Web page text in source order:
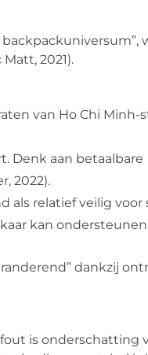
2021).
van Ho Chi Minh-
Denk aan betaalbare
2022).
als relatief veilig voor
kan ondersteunen
dankzij
is onderschatting